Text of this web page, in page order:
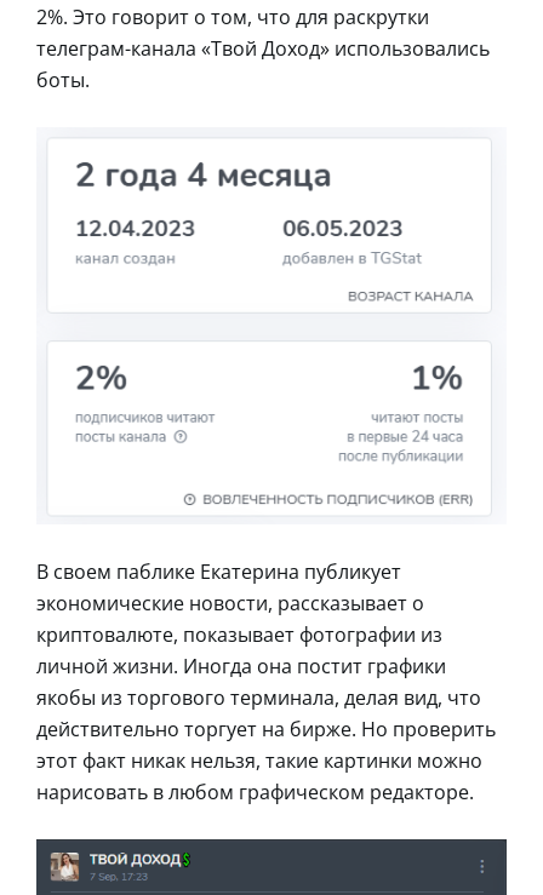
2%. Это говорит о том, что для раскрутки
телеграм-канала «Твой Доход» использовались
боты.
В своем паблике Екатерина публикует
экономические новости, рассказывает о
криптовалюте, показывает фотографии из
личной жизни. Иногда она постит графики
якобы из торгового терминала, делая вид, что
действительно торгует на бирже. Но проверить
этот факт никак нельзя, такие картинки можно
нарисовать в любом графическом редакторе.